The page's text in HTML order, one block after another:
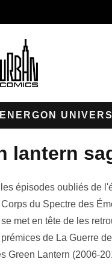
ENERGON
lantern
épisodes oubliés de
du Spectre des
met en tête de les
de La Guerre
Green Lantern (2006-